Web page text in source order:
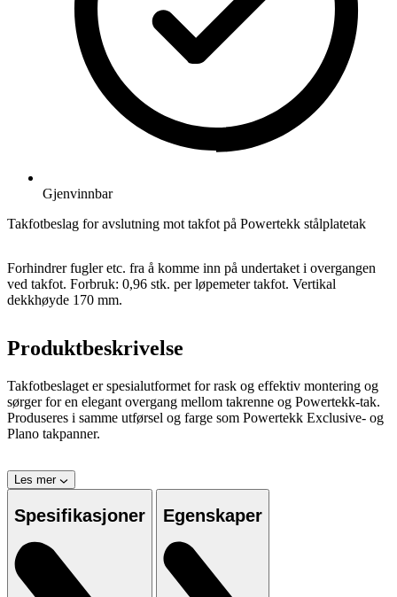
Gjenvinnbar
Takfotbeslag for avslutning mot takfot på Powertekk stålplatetak
Forhindrer fugler etc. fra å komme inn på undertaket i overgangen
ved takfot. Forbruk: 0,96 stk. per løpemeter takfot. Vertikal
dekkhøyde 170 mm.
Produktbeskrivelse
Takfotbeslaget er spesialutformet for rask og effektiv montering og
sørger for en elegant overgang mellom takrenne og Powertekk-tak.
Produseres i samme utførsel og farge som Powertekk Exclusive- og
Plano takpanner.
Les mer
Spesifikasjoner Egenskaper